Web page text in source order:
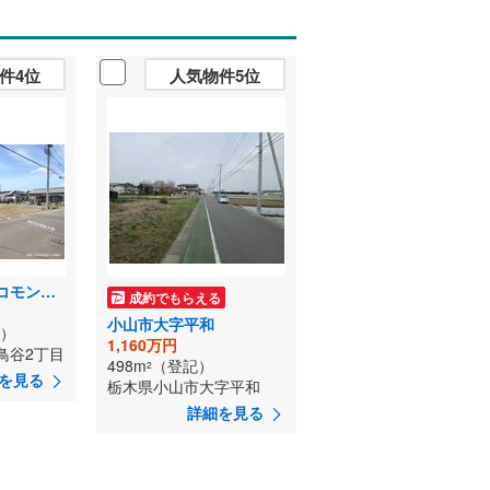
4位
【積水ハウス】コモンフォレスト小山神鳥谷二丁目【販売代理】
谷2丁目
見る
人気物件5位
成約でもらえる
小山市大字平和
1,160万円
498m2
（登記）
栃木県小山市大字平和
詳細を見る